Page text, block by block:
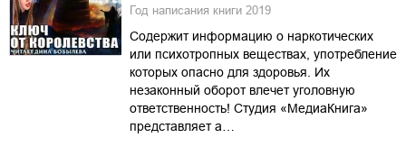
Год написания книги 2019
Содержит информацию о наркотических
или психотропных веществах, употребление
которых опасно для здоровья. Их
незаконный оборот влечет уголовную
ответственность! Студия «МедиаКнига»
представляет а…